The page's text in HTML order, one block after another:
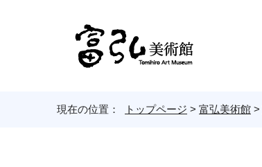
現在の位置： トップページ > 富弘美術館 >